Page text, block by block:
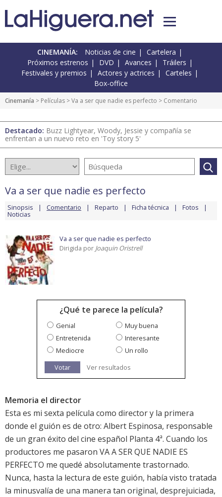
CINEMANÍA: Noticias de cine
Cartelera
Próximos estrenos
DVD Avances
Tráilers
Festivales y premios
Actores y actrices
Carteles
Box-office
Cinemanía > Películas >Va a ser que nadie es perfecto > Comentario
Destacado: Buzz Lightyear, Woody, Jessie y compañía se
enfrentan a un nuevo reto en 'Toy story 5'
Va a ser que nadie es perfecto
Sinopsis Comentario Reparto Ficha técnica Fotos
Noticias
Va a ser que nadie es perfecto
Dirigida por Joaquin Oristrell
¿Qué te parece la película?
Genial
Muy buena
Entretenida
Interesante
Mediocre
Un rollo
Votar
Ver resultados
Memoria el director
Esta es mi sexta película como director y la primera
donde el guión es de otro: Albert Espinosa, responsable
de un gran éxito del cine español Planta 4ª. Cuando los
productores me pasaron VA A SER QUE NADIE ES
PERFECTO me quedé absolutamente trastornado.
Nunca, hasta la lectura de este guión, había visto tratada
la minusvalía de una manera tan original, desprejuiciada,